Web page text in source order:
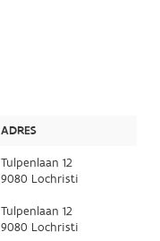
ADRES
Tulpenlaan 12
9080 Lochristi
Tulpenlaan 12
9080 Lochristi